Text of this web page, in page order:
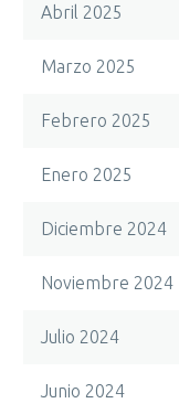
Abril 2025
Marzo 2025
Febrero 2025
Enero 2025
Diciembre 2024
Noviembre 2024
Julio 2024
Junio 2024